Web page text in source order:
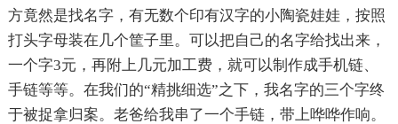
方竟然是找名字，有无数个印有汉字的小陶瓷娃娃，按照
打头字母装在几个筐子里。可以把自己的名字给找出来，
一个字3元，再附上几元加工费，就可以制作成手机链、
手链等等。在我们的“精挑细选”之下，我名字的三个字终
于被捉拿归案。老爸给我串了一个手链，带上哗哗作响。